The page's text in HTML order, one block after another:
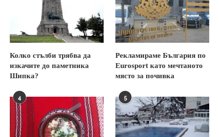
Колко стълби трябва да
изкачите до паметника
Шипка?
Рекламираме България по
Eurosport като мечтаното
място за почивка
4 5